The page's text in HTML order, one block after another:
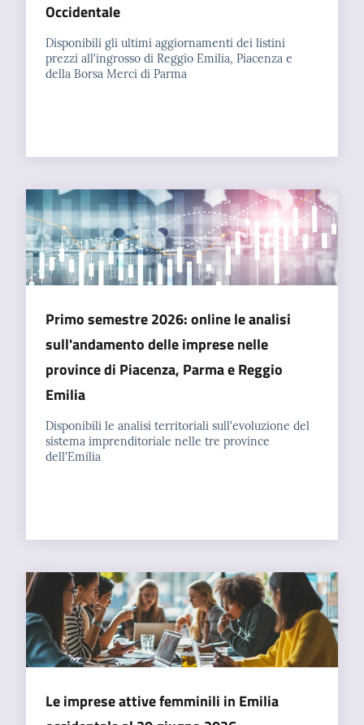
Prenotazioni
on line
Pagamenti
Registrati
Seguici
Occidentale
Disponibili gli ultimi aggiornamenti dei listini
prezzi all'ingrosso di Reggio Emilia, Piacenza e
della Borsa Merci di Parma
Primo semestre 2026: online le analisi
sull'andamento delle imprese nelle
province di Piacenza, Parma e Reggio
Emilia
Disponibili le analisi territoriali sull'evoluzione del
sistema imprenditoriale nelle tre province
dell'Emilia
Le imprese attive femminili in Emilia